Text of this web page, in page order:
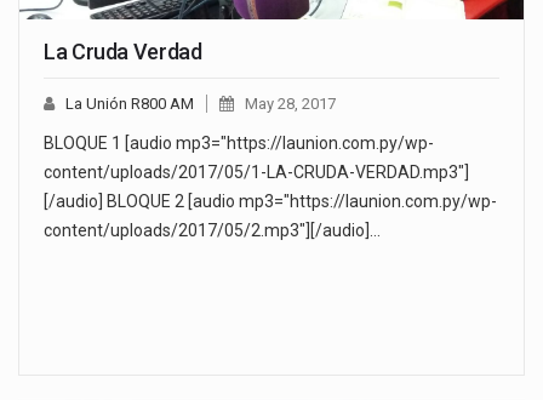
La Cruda Verdad
La Unión R800 AM May 28, 2017
BLOQUE 1 [audio mp3="https://launion.com.py/wp-
content/uploads/2017/05/1-LA-CRUDA-VERDAD.mp3"]
[/audio] BLOQUE 2 [audio mp3="https://launion.com.py/wp-
content/uploads/2017/05/2.mp3"][/audio]…